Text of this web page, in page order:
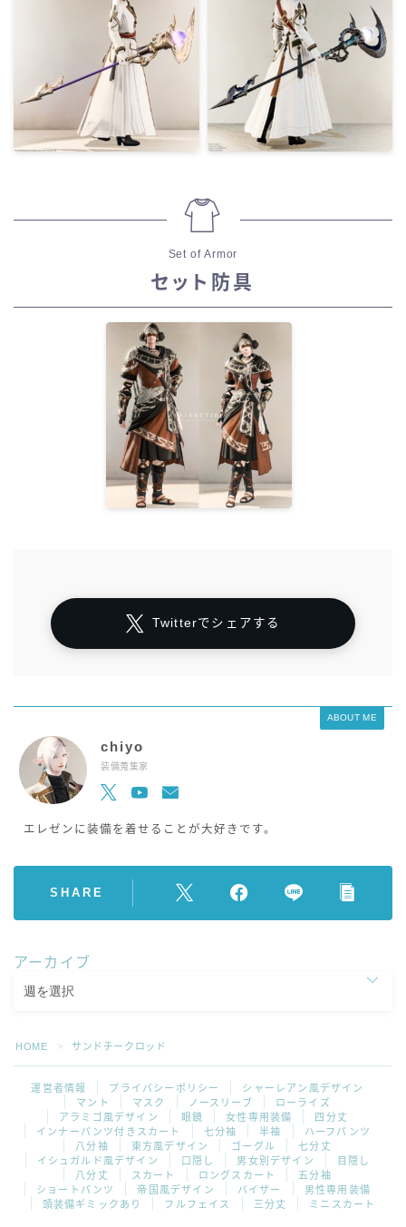
Set of Armor
セット防具
Twitterでシェアする
ABOUT ME
chiyo
装備蒐集家
エレゼンに装備を着せることが大好きです。
SHARE
アーカイブ
HOME ＞ サンドチークロッド
運営者情報 プライバシーポリシー
シャーレアン風デザイン
マント
マスク ノースリーブ
ローライズ
アラミゴ風デザイン
眼鏡 女性専用装備
四分丈
インナーパンツ付きスカート
七分袖 半袖
ハーフパンツ
八分袖
東方風デザイン ゴーグル
七分丈
イシュガルド風デザイン
口隠し 男女別デザイン
目隠し
八分丈
スカート ロングスカート
五分袖
ショートパンツ
帝国風デザイン バイザー
男性専用装備
頭装備ギミックあり
フルフェイス 三分丈 ミニスカート